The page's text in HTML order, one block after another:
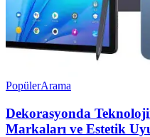
PopülerArama
Dekorasyonda
Markaları ve Estetik